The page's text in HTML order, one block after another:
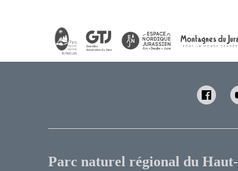
Parc naturel régional du Haut-